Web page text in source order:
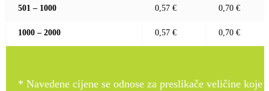
501 – 1000 0,57 € 0,70 €
1000 – 2000 0,57 € 0,70 €
* Navedene cijene se odnose za preslikače veličine